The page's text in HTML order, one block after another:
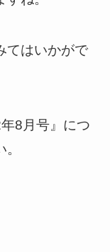
てはいかがで
8月号』につ